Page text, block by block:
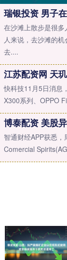
在沙滩上散步是很
人来说，去沙滩的
去....
快科技11月5日消息
X300系列、OPPO
智通财经APP获悉
Comercial